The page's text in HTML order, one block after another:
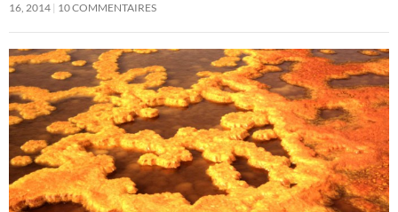
16, 2014 10 COMMENTAIRES